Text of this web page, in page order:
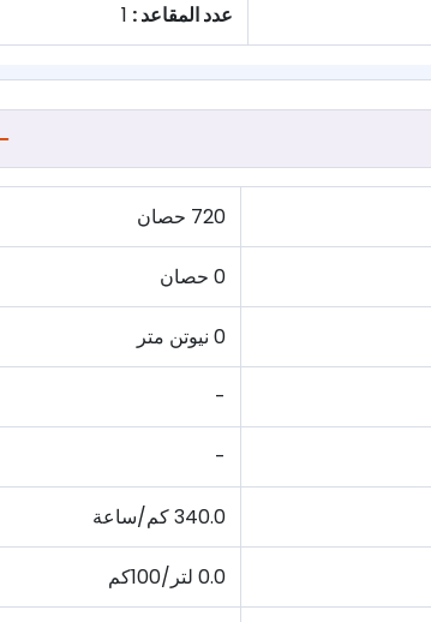
عدد المقاعد :
720 حصان
0 حصان
0 نيوتن متر
-
-
340.0 كم/ساعة
0.0 لتر/100كم